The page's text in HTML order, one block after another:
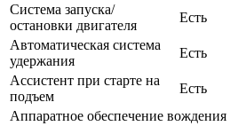
Система запуска/
остановки двигателя
Есть
Автоматическая система
удержания
Есть
Ассистент при старте на
подъем
Есть
Аппаратное обеспечение вождения